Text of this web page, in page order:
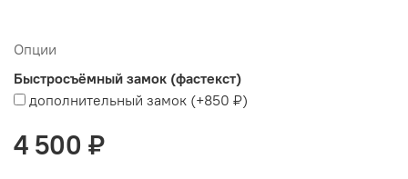
Опции
Быстросъёмный замок (фастекст)
дополнительный замок (+850 ₽)
4 500 ₽